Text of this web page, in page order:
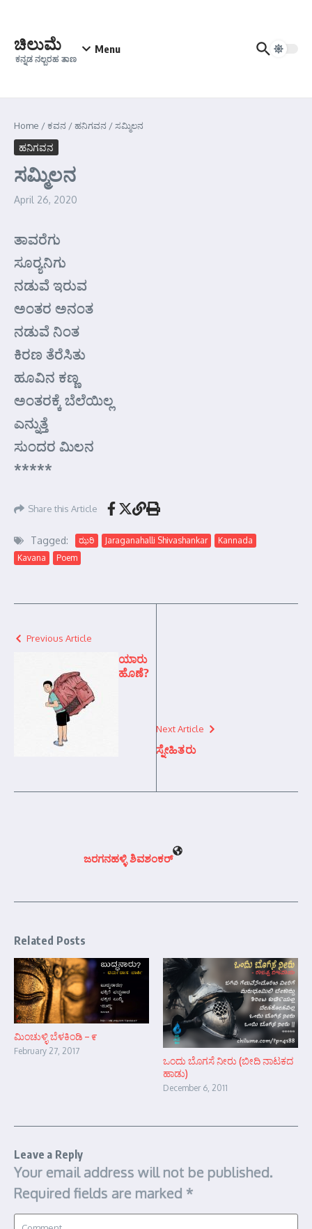
ಚಿಲುಮೆ
ಕನ್ನಡ ನಲ್ಬರಹ ತಾಣ
Menu
Home /ಕವನ /ಹನಿಗವನ /ಸಮ್ಮಿಲನ
ಹನಿಗವನ
ಸಮ್ಮಿಲನ
April 26, 2020
ತಾವರೆಗು
ಸೂರ್‍ಯನಿಗು
ನಡುವೆ ಇರುವ
ಅಂತರ ಅನಂತ
ನಡುವೆ ನಿಂತ
ಕಿರಣ ತೆರೆಸಿತು
ಹೂವಿನ ಕಣ್ಣ
ಅಂತರಕ್ಕೆ ಬೆಲೆಯಿಲ್ಲ
ಎನ್ನುತ್ತೆ
ಸುಂದರ ಮಿಲನ
*****
Share this Article
Tagged: ಝರಿ Jaraganahalli Shivashankar
Kannada
Kavana
Poem
Previous Article
ಯಾರು
ಹೊಣೆ?
Next Article
ಸ್ನೇಹಿತರು
ಜರಗನಹಳ್ಳಿ ಶಿವಶಂಕರ್‍
Related Posts
ಮಿಂಚುಳ್ಳಿ ಬೆಳಕಿಂಡಿ – ೯
February 27, 2017
ಒಂದು ಬೊಗಸೆ ನೀರು (ಬೀದಿ ನಾಟಕದ
ಹಾಡು)
December 6, 2011
Leave a Reply
Your email address will not be published.
Required fields are marked *